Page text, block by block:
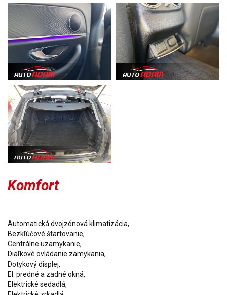
Komfort
Automatická dvojzónová klimatizácia,
Bezkľúčové štartovanie,
Centrálne uzamykanie,
Diaľkové ovládanie zamykania,
Dotykový displej,
El. predné a zadné okná,
Elektrické sedadlá,